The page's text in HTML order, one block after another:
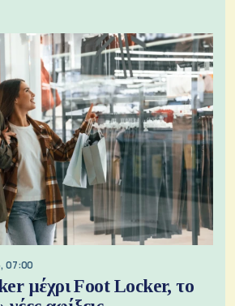
07:00
μέχρι Foot Locker, το